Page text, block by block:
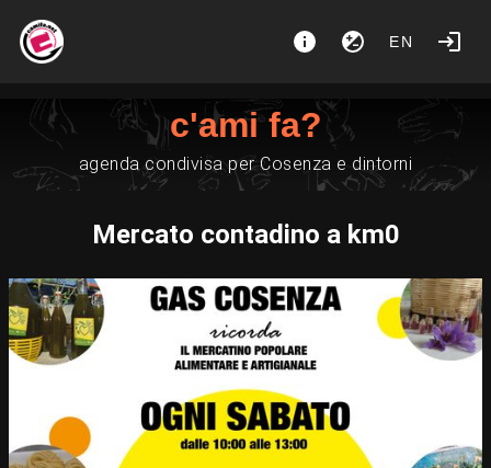
EN
c'ami fa?
agenda condivisa per Cosenza e dintorni
Mercato contadino a km0